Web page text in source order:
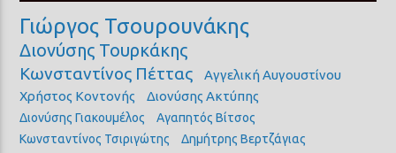
Γιώργος Τσουρουνάκης
Διονύσης Τουρκάκης
Κωνσταντίνος Πέττας
Αγγελική Αυγουστίνου
Χρήστος Κοντονής
Διονύσης Ακτύπης
Διονύσης Γιακουμέλος
Αγαπητός Βίτσος
Κωνσταντίνος Τσιριγώτης
Δημήτρης Βερτζάγιας